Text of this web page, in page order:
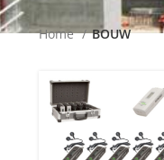
Home BOUW